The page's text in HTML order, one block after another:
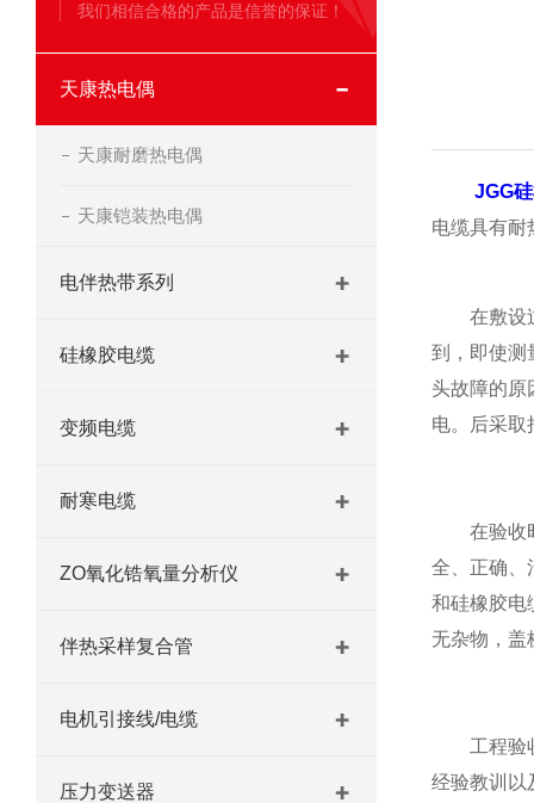
我们相信合格的产品是信誉的保证！
天康热电偶
天康耐磨热电偶
天康铠装热电偶
电伴热带系列
硅橡胶电缆
变频电缆
耐寒电缆
ZO氧化锆氧量分析仪
伴热采样复合管
电机引接线/电缆
压力变送器
JGG
电缆具有耐
在敷设过
到，即使测
头故障的原
电。后采取
在验收时
全、正确、
和硅橡胶电
无杂物，盖
工程验收
经验教训以